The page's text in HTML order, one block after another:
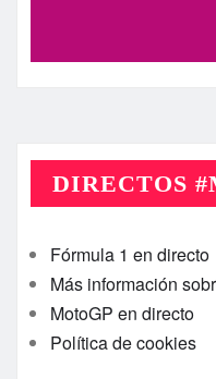
DIRECTOS
Fórmula 1 en directo
Más información
MotoGP en directo
Política de cookies